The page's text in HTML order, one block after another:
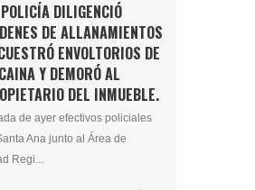
DILIGENCIÓ
DE ALLANAMIENTOS
ENVOLTORIOS DE
Y DEMORÓ AL
DEL INMUEBLE.
de ayer efectivos policiales
Ana junto al Área de
Regi...